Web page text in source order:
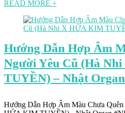
READ MORE +
Hướng Dẫn Hợp Âm
Người Yêu Cũ (Hà
TUYỀN) – Nhật Organ
Hướng Dẫn Hợp Âm Màu Chưa